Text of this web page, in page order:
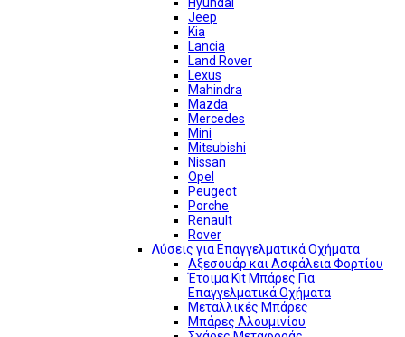
Jeep
Kia
Lancia
Land Rover
Lexus
Mahindra
Mazda
Mercedes
Mini
Mitsubishi
Nissan
Opel
Peugeot
Porche
Renault
Rover
Λύσεις για Επαγγελματικά Οχήματα
Αξεσουάρ και Ασφάλεια Φορτίου
Έτοιμα Kit Μπάρες Για
Επαγγελματικά Οχήματα
Μεταλλικές Μπάρες
Μπάρες Αλουμινίου